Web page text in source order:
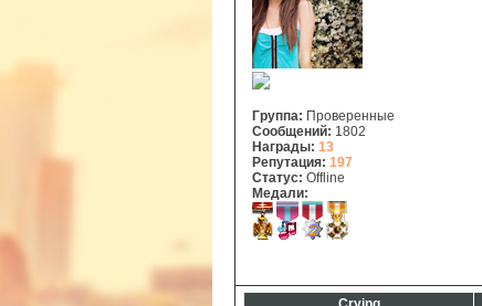
Группа: Проверенные
Сообщений: 1802
Награды: 13
Репутация: 197
Статус: Offline
Медали: